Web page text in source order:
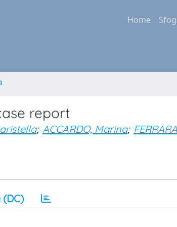
Home
report
; ACCARDO, Marina;